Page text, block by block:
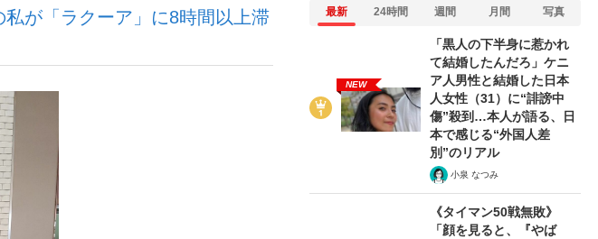
「敗因分析は一切聞かれなかった」侍ジャパン選手が証言した“NPB聞...
観る将棋、読む将棋
私が「ラクーア」に8時間以上滞
最新 24時間 週間 月間 写真
NEW
「黒人の下半身に惹かれ
て結婚したんだろ」ケニ
ア人男性と結婚した日本
人女性（31）に“誹謗中
傷”殺到…本人が語る、日
本で感じる“外国人差
別”のリアル
小泉 なつみ
《タイマン50戦無敗》
「顔を見ると、『やば